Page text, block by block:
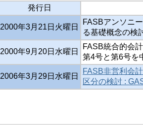
発行日
2000年3月21日火曜日
FASBアンソニ
る基礎概念の検
2000年9月20日水曜日
FASB統合的会
第4号と第6号を
2006年3月29日水曜日
FASB非営利会
区分の検討 :